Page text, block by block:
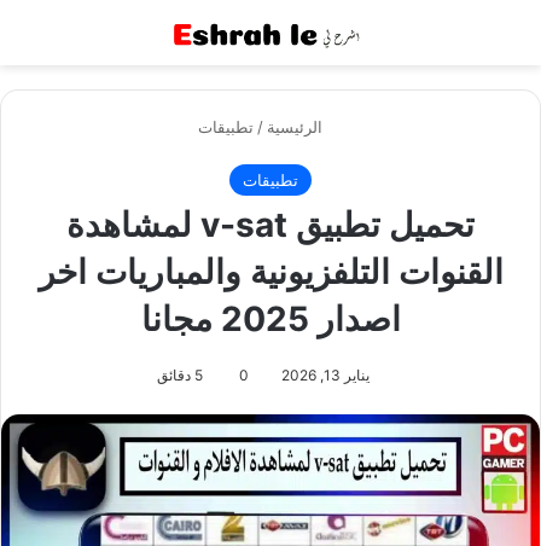
الرئيسية / تطبيقات
تطبيقات
تحميل تطبيق v-sat لمشاهدة
القنوات التلفزيونية والمباريات اخر
اصدار 2025 مجانا
يناير 13, 2026 0 5 دقائق